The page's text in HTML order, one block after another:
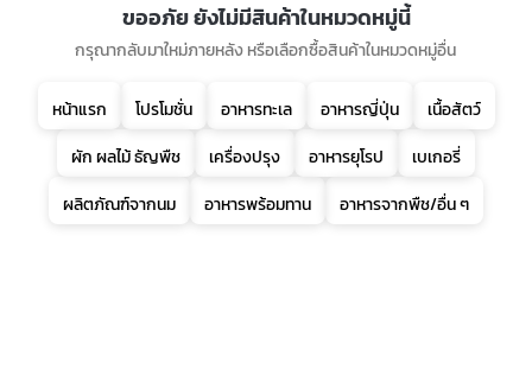
ขออภัย ยังไม่มีสินค้าในหมวดหมู่นี้
กรุณากลับมาใหม่ภายหลัง หรือเลือกซื้อสินค้าในหมวดหมู่อื่น
หน้าแรก โปรโมชั่น อาหารทะเล อาหารญี่ปุ่น
เนื้อสัตว์
ผัก ผลไม้ ธัญพืช
เครื่องปรุง อาหารยุโรป
เบเกอรี่
ผลิตภัณฑ์จากนม
อาหารพร้อมทาน อาหารจากพืช/อื่น ๆ